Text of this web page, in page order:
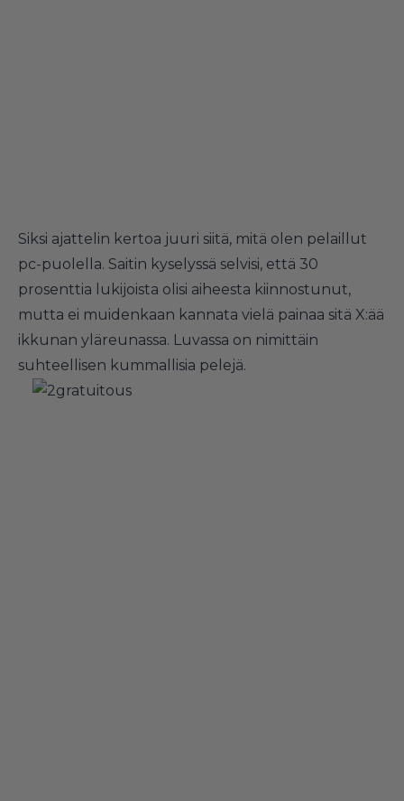
Siksi ajattelin kertoa juuri siitä, mitä olen pelaillut
pc-puolella. Saitin kyselyssä selvisi, että 30
prosenttia lukijoista olisi aiheesta kiinnostunut,
mutta ei muidenkaan kannata vielä painaa sitä X:ää
ikkunan yläreunassa. Luvassa on nimittäin
suhteellisen kummallisia pelejä.